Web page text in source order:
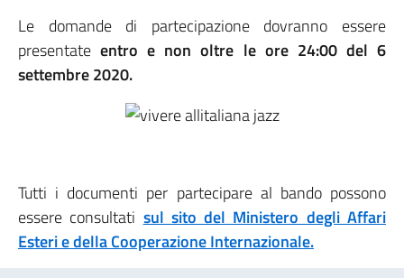
Le domande di partecipazione dovranno essere
presentateentro e non oltre le ore 24:00 del 6
settembre 2020.
Tutti i documenti per partecipare al bando possono
essere consultati sul sito del Ministero degli Affari
Esteri e della Cooperazione Internazionale.